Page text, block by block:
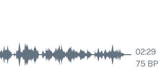
02:29
75